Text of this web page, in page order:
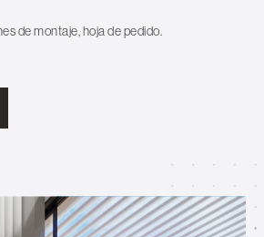
de montaje, hoja de pedido.